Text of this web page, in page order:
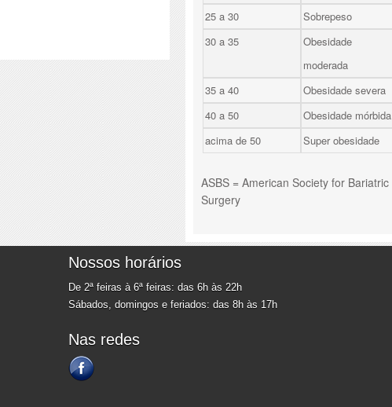
25 a 30
Sobrepeso
30 a 35
Obesidade
moderada
35 a 40
Obesidade severa
40 a 50
Obesidade mórbida
acima de 50
Super obesidade
ASBS = American Society for Bariatric
Surgery
Nossos horários
De 2ª feiras à 6ª feiras: das 6h às 22h
Sábados, domingos e feriados: das 8h às 17h
Nas redes